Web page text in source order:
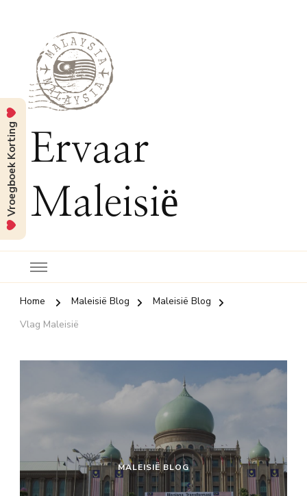
Ervaar
Maleisië
Home Maleisië Blog
Maleisië Blog
Vlag Maleisië
MALEISIË BLOG
Vroegboek Korting